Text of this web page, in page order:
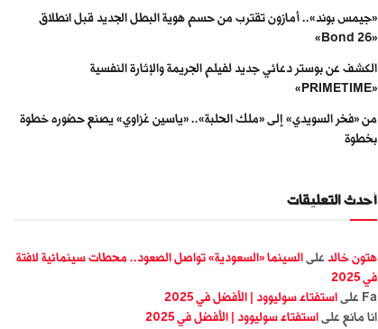
«جيمس بوند».. أمازون تقترب من حسم هوية البطل الجديد قبل انطلاق
«Bond 26»
الكشف عن بوستر دعائي جديد لفيلم الجريمة والإثارة النفسية
«PRIMETIME»
من «فخر السويدي» إلى «ملك الحلبة».. «ياسين غزاوي» يصنع حضوره خطوة
بخطوة
أحدث التعليقات
هتون خالد على السينما «السعودية» تواصل الصعود.. محطات سينمائية لافتة
في 2025
Fa على استفتاء سوليوود | الأفضل في 2025
انا مانع على استفتاء سوليوود | الأفضل في 2025